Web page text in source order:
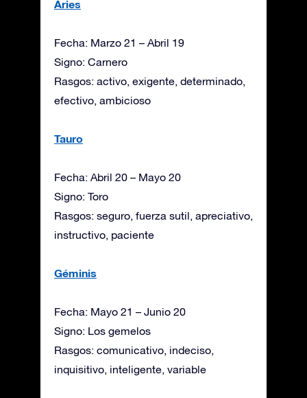
Aries
Fecha: Marzo 21 – Abril 19
Signo: Carnero
Rasgos: activo, exigente, determinado,
efectivo, ambicioso
Tauro
Fecha: Abril 20 – Mayo 20
Signo: Toro
Rasgos: seguro, fuerza sutil, apreciativo,
instructivo, paciente
Géminis
Fecha: Mayo 21 – Junio 20
Signo: Los gemelos
Rasgos: comunicativo, indeciso,
inquisitivo, inteligente, variable